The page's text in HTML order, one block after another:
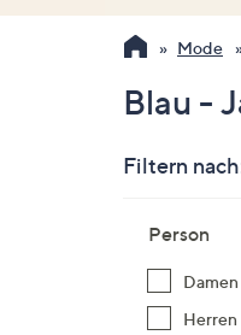
Mode
Blau -
Filtern
Produktliste
Person
Damen
Herren